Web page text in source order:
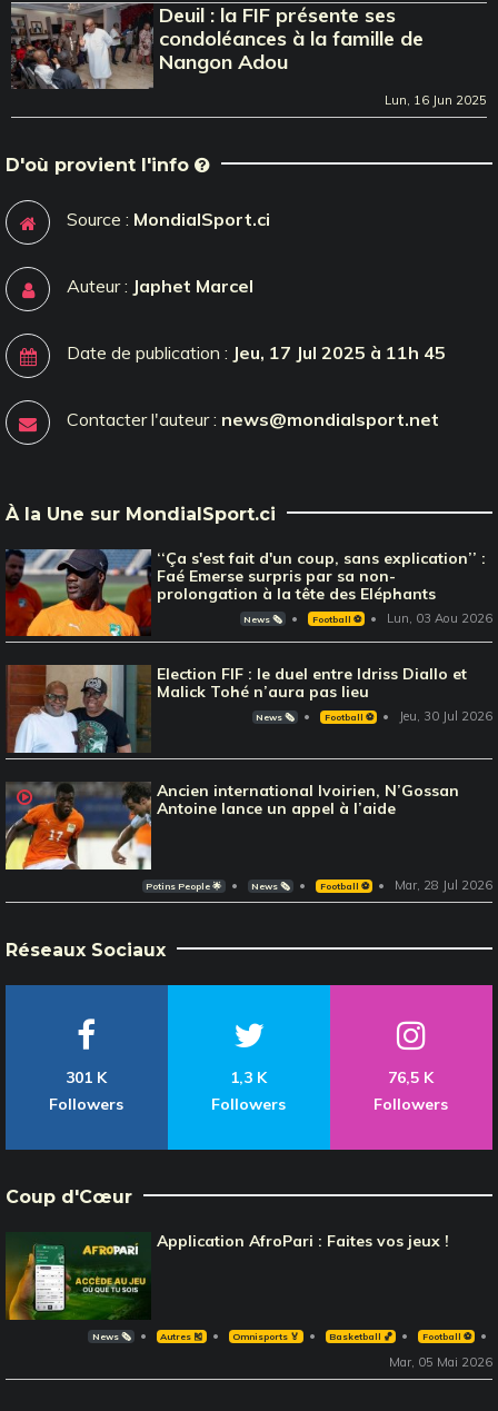
Deuil : la FIF présente ses
condoléances à la famille de
Nangon Adou
Lun, 16 Jun 2025
D'où provient l'info
Source : MondialSport.ci
Auteur : Japhet Marcel
Date de publication : Jeu, 17 Jul 2025 à 11h 45
Contacter l'auteur : news@mondialsport.net
À la Une sur MondialSport.ci
‘‘Ça s'est fait d'un coup, sans explication’’ :
Faé Emerse surpris par sa non-
prolongation à la tête des Eléphants
News 🗞️ Football ⚽️ Lun, 03 Aou 2026
Election FIF : le duel entre Idriss Diallo et
Malick Tohé n’aura pas lieu
News 🗞️ Football ⚽️ Jeu, 30 Jul 2026
Ancien international Ivoirien, N’Gossan
Antoine lance un appel à l’aide
Potins People 🌟 News 🗞️ Football ⚽️ Mar, 28 Jul 2026
Réseaux Sociaux
301 K
Followers
1,3 K
Followers
76,5 K
Followers
Coup d'Cœur
Application AfroPari : Faites vos jeux !
News 🗞️ Autres 🎽 Omnisports 🏅 Basketball 🏀 Football ⚽️
Mar, 05 Mai 2026